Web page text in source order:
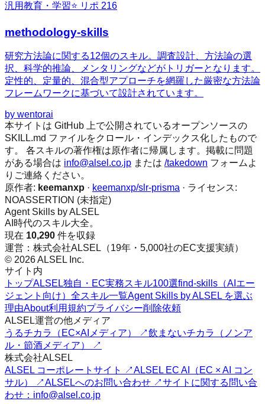
汎用教育・学習⭐ リポ 216
methodology-skills
研究方法論に関する12個のスキル。調査設計、方法論の選
択、科学的推論、メンタリングなどがトリガーとなります。
定性的、定量的、混合型アプローチを網羅した厳密な方法論
フレームワークに基づいて設計されています。
by wentorai
本サイトは GitHub 上で公開されているオープンソースの
SKILL.md ファイルをクロール・インデックス化したもので
す。 各スキルの著作権は原作者に帰属します。掲載に問題
がある場合は info@alsel.co.jp または /takedown フォームよ
りご連絡ください。
原作者: keemanxp · keemanxp/slr-prisma · ライセンス:
NOASSERTION (未指定)
Agent Skills by ALSEL
AI時代のスキル大全。
現在 10,290 件を収録
運営：株式会社ALSEL（19年・5,000社のEC支援実績）
© 2026 ALSEL Inc.
サイト内
トップALSEL独自・EC実務スキル100選find-skills（AIエー
ジェント向け） 全スキル一覧Agent Skills by ALSEL を選ぶ
理由About利用規約プライバシー削除依頼
ALSEL運営の他メディア
うるチカラ（EC×AIメディア） ↗飲まないチカラ（ノンア
ル・節酒メディア） ↗
株式会社ALSEL
ALSEL コーポレートサイト ↗ALSEL EC AI（EC × AI コン
サル） ↗ALSELへのお問い合わせ ↗サイトに関する問い合
わせ：info@alsel.co.jp